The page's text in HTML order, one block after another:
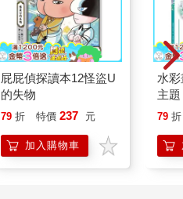
屁屁偵探讀本12怪盜U
的失物
79 折 特價 237 元
加入購物車
水
主
點
79 折